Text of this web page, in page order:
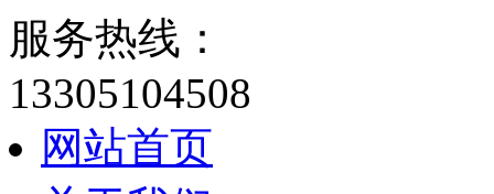
服务热线：
13305104508
网站首页